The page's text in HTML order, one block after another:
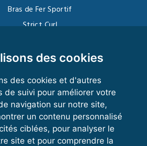
des cookies
des cookies et d'autres
de suivi pour améliorer votre
navigation sur notre site,
un contenu personnalisé
ciblées, pour analyser le
site et pour comprendre la
Bras de Fer Sportif
Strict Curl
Kettlebell
VOS ESPACES
Espace dirigeant
Espace licencié